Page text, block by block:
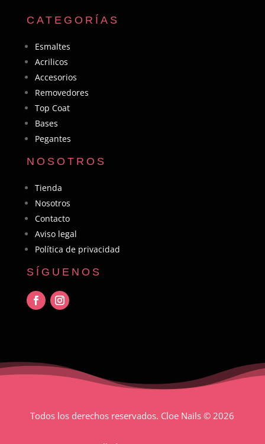
CATEGORÍAS
Esmaltes
Acrilicos
Accesorios
Removedores
Top Coat
Bases
Pegantes
NOSOTROS
Tienda
Nosotros
Contacto
Aviso legal
Política de privacidad
SÍGUENOS
Todos los derechos reservados. Cloe Nails© 2026